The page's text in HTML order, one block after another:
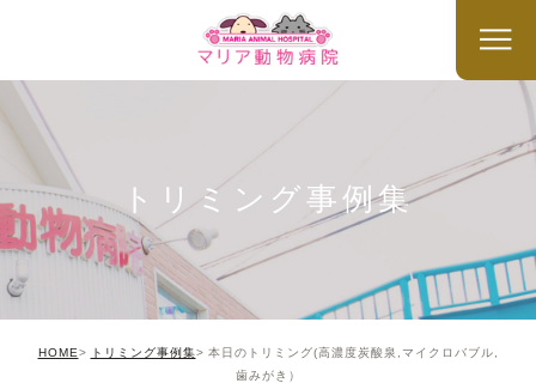
トリミング事例集
HOME トリミング事例集
本日のトリミング(高濃度炭酸泉,マイクロバブル,
歯みがき）